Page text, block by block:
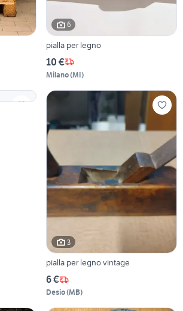
6
pialla per legno
10 €
Milano(MI)
3
pialla per legno vintage
6 €
Desio(MB)